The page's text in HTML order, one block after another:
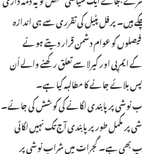
ہیں۔ پرفل پٹیل کی تقرری سے ہی اندازہ
کو عوام دشمن قرار دیتے ہوئے
پی اور کیرلا سے تعلق رکھنے والے اُن
بلائے جانے کا مطالبہ کیا ہے۔
نوشی پر پابندی لگانے کی کوشش کی جائے۔
کے باوجود شراب نوشی پر مکمل طور پر پابندی آج تک نہیں لگائی
بھی ہے۔ گجرات میں شراب نوشی پر